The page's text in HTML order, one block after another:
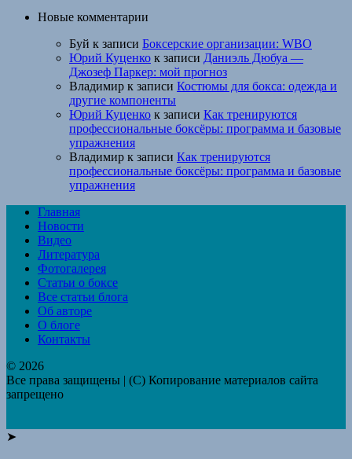
Новые комментарии
Буй к записи Боксерские организации: WBO
Юрий Куценко к записи Даниэль Дюбуа —
Джозеф Паркер: мой прогноз
Владимир к записи Костюмы для бокса: одежда и
другие компоненты
Юрий Куценко к записи Как тренируются
профессиональные боксёры: программа и базовые
упражнения
Владимир к записи Как тренируются
профессиональные боксёры: программа и базовые
упражнения
Главная
Новости
Видео
Литература
Фотогалерея
Статьи о боксе
Все статьи блога
Об авторе
О блоге
Контакты
© 2026
Все права защищены | (C) Копирование материалов сайта
запрещено
➤